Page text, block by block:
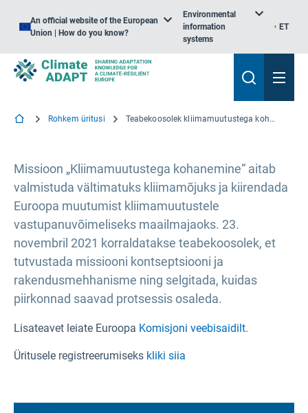
An official website of the European
Union | How do you know?
Environmental
information
systems
ET
Rohkem üritusi Teabekoosolek kliimamuutustega kohanemist käsitleva Euroopa Liidu missiooni kohta
Missioon „Kliimamuutustega kohanemine“ aitab
valmistuda vältimatuks kliimamõjuks ja kiirendada
Euroopa muutumist kliimamuutustele
vastupanuvõimeliseks maailmajaoks. 23.
novembril 2021 korraldatakse teabekoosolek, et
tutvustada missiooni kontseptsiooni ja
rakendusmehhanisme ning selgitada, kuidas
piirkonnad saavad protsessis osaleda.
Lisateavet leiate Euroopa Komisjoni veebisaidilt.
Üritusele registreerumiseks kliki siia